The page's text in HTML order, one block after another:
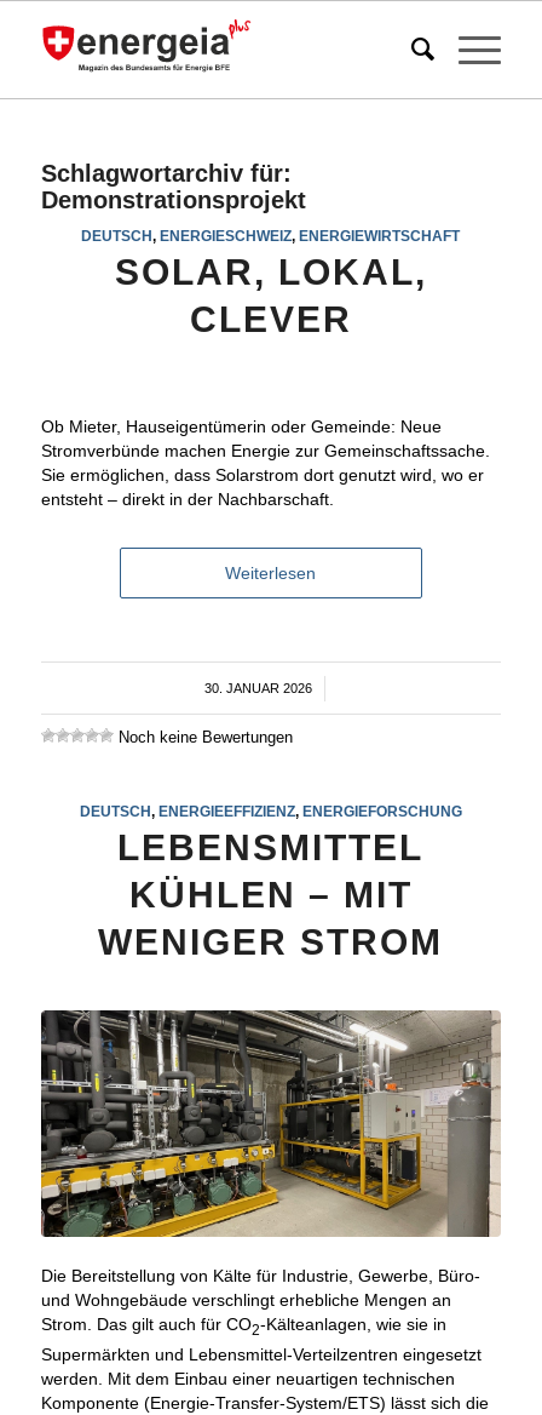
Schlagwortarchiv für:
Demonstrationsprojekt
DEUTSCH,ENERGIESCHWEIZ,ENERGIEWIRTSCHAFT
SOLAR, LOKAL,
CLEVER
Ob Mieter, Hauseigentümerin oder Gemeinde: Neue
Stromverbünde machen Energie zur Gemeinschaftssache.
Sie ermöglichen, dass Solarstrom dort genutzt wird, wo er
entsteht – direkt in der Nachbarschaft.
Weiterlesen
30. JANUAR 2026
/
Noch keine Bewertungen
DEUTSCH, ENERGIEEFFIZIENZ, ENERGIEFORSCHUNG
LEBENSMITTEL
KÜHLEN – MIT
WENIGER STROM
Die Bereitstellung von Kälte für Industrie, Gewerbe, Büro-
und Wohngebäude verschlingt erhebliche Mengen an
Strom. Das gilt auch für CO2-Kälteanlagen, wie sie in
Supermärkten und Lebensmittel-Verteilzentren eingesetzt
werden. Mit dem Einbau einer neuartigen technischen
Komponente (Energie-Transfer-System/ETS) lässt sich die